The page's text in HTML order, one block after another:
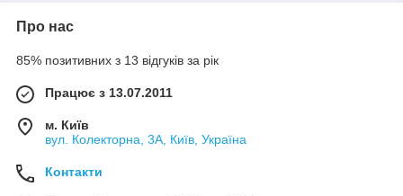
Про нас
85% позитивних з 13 відгуків за рік
Працює з 13.07.2011
м. Київ
вул. Колекторна, 3А, Київ, Україна
Контакти